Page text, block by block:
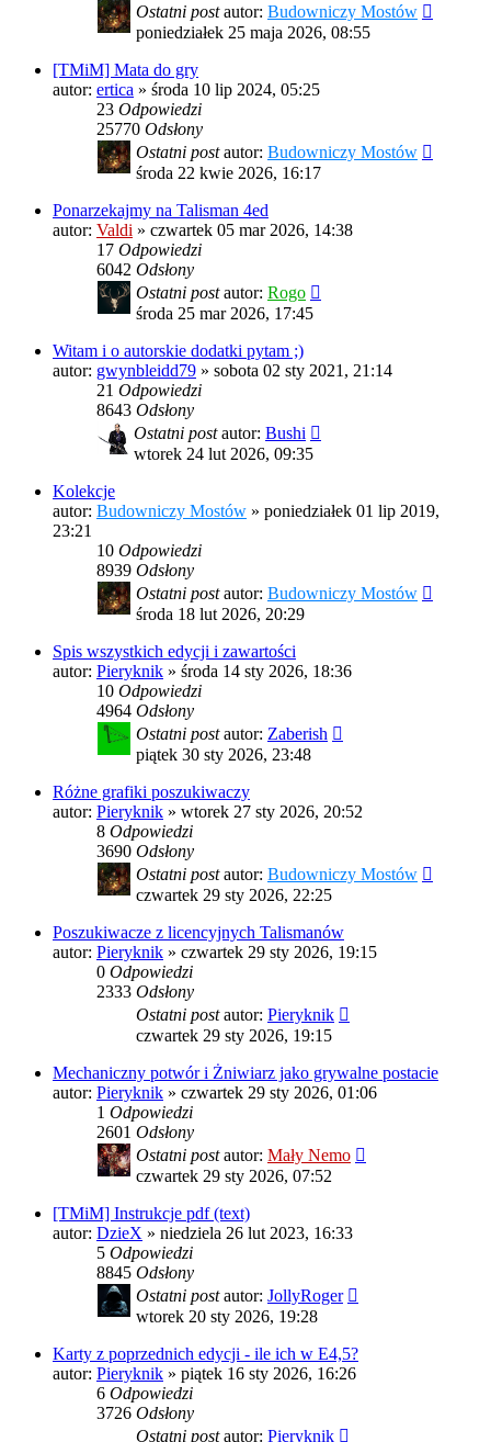
Ostatni postautor: Budowniczy Mostów
poniedziałek 25 maja 2026, 08:55
[TMiM] Mata do gry
autor: ertica » środa 10 lip 2024, 05:25
23 Odpowiedzi
25770 Odsłony
Ostatni postautor: Budowniczy Mostów
środa 22 kwie 2026, 16:17
Ponarzekajmy na Talisman 4ed
autor: Valdi » czwartek 05 mar 2026, 14:38
17 Odpowiedzi
6042 Odsłony
Ostatni postautor: Rogo
środa 25 mar 2026, 17:45
Witam i o autorskie dodatki pytam ;)
autor: gwynbleidd79 » sobota 02 sty 2021, 21:14
21 Odpowiedzi
8643 Odsłony
Ostatni postautor: Bushi
wtorek 24 lut 2026, 09:35
Kolekcje
autor: Budowniczy Mostów » poniedziałek 01 lip 2019,
23:21
10 Odpowiedzi
8939 Odsłony
Ostatni postautor: Budowniczy Mostów
środa 18 lut 2026, 20:29
Spis wszystkich edycji i zawartości
autor: Pieryknik » środa 14 sty 2026, 18:36
10 Odpowiedzi
4964 Odsłony
Ostatni postautor: Zaberish
piątek 30 sty 2026, 23:48
Różne grafiki poszukiwaczy
autor: Pieryknik » wtorek 27 sty 2026, 20:52
8 Odpowiedzi
3690 Odsłony
Ostatni postautor: Budowniczy Mostów
czwartek 29 sty 2026, 22:25
Poszukiwacze z licencyjnych Talismanów
autor: Pieryknik » czwartek 29 sty 2026, 19:15
0 Odpowiedzi
2333 Odsłony
Ostatni postautor: Pieryknik
czwartek 29 sty 2026, 19:15
Mechaniczny potwór i Żniwiarz jako grywalne postacie
autor: Pieryknik » czwartek 29 sty 2026, 01:06
1 Odpowiedzi
2601 Odsłony
Ostatni postautor: Mały Nemo
czwartek 29 sty 2026, 07:52
[TMiM] Instrukcje pdf (text)
autor: DzieX » niedziela 26 lut 2023, 16:33
5 Odpowiedzi
8845 Odsłony
Ostatni postautor: JollyRoger
wtorek 20 sty 2026, 19:28
Karty z poprzednich edycji - ile ich w E4,5?
autor: Pieryknik » piątek 16 sty 2026, 16:26
6 Odpowiedzi
3726 Odsłony
Ostatni postautor: Pieryknik